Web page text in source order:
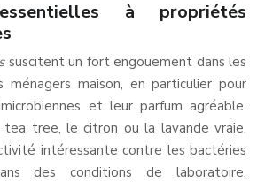
à propriétés
suscitent un fort engouement dans les
maison, en particulier pour
et leur parfum agréable.
tea tree, le citron ou la lavande vraie,
intéressante contre les bactéries
des conditions de laboratoire.